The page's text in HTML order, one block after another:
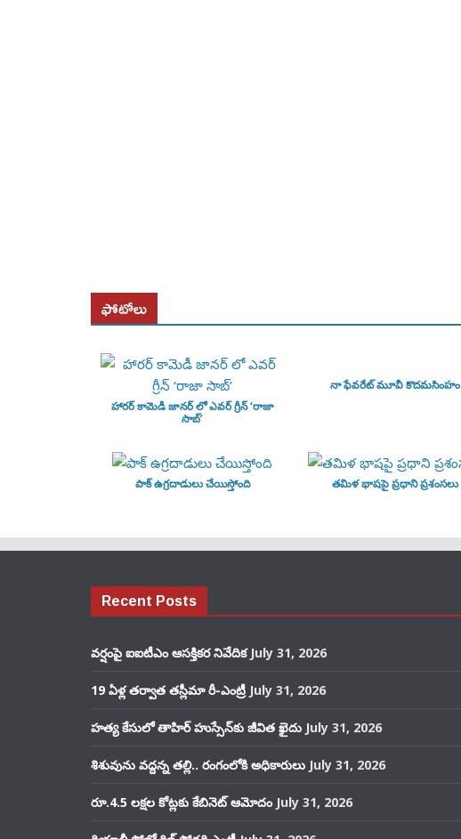
ఫోటోలు
హారర్ కామెడీ జానర్ లో ఎవర్ గ్రీన్ ‘రాజా
సాబ్’
నా ఫేవరేట్ మూవీ కొదమసింహం
పాక్ ఉగ్రదాడులు చేయిస్తోంది
తమిళ భాషపై ప్రధాని ప్రశంసలు
Recent Posts
వర్షంపై ఐఐటీఎం ఆసక్తికర నివేదిక July 31, 2026
19 ఏళ్ల తర్వాత తస్లీమా రీ-ఎంట్రీ July 31, 2026
హత్య కేసులో తాహిర్ హుస్సేన్‌కు జీవిత ఖైదు July 31, 2026
శిశువును వద్దన్న తల్లి.. రంగంలోకి అధికారులు July 31, 2026
రూ.4.5 లక్షల కోట్లకు కేబినెట్ ఆమోదం July 31, 2026